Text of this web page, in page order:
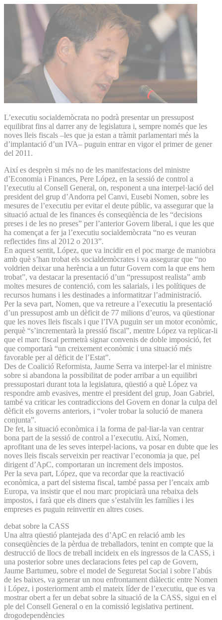
L’executiu socialdemòcrata no podrà presentar un pressupost
equilibrat fins al darrer any de legislatura i, sempre només que les
noves lleis fiscals –les que ja estan a tràmit parlamentari més la
d’implantació d’un IVA– puguin entrar en vigor el primer de gener
del 2011.
Així es desprèn si més no de les manifestacions del ministre
d’Economia i Finances, Pere López, en la sessió de control a
l’executiu al Consell General, on, responent a una interpel·lació del
president del grup d’Andorra pel Canvi, Eusebi Nomen, sobre les
mesures de l’executiu per evitar el deute públic, va assegurar que la
situació actual de les finances és conseqüència de les “decisions
preses i de les no preses” per l’anterior Govern liberal, i que les que
ha començat a fer ja l’executiu socialdemòcrata “no es veuran
reflectides fins al 2012 o 2013”.
En aquest sentit, López, que va incidir en el poc marge de maniobra
amb què s’han trobat els socialdemòcrates i va assegurar que “no
voldrien deixar una herència a un futur Govern com la que ens hem
trobat”, va destacar la presentació d’un “pressupost realista” amb
moltes mesures de contenció, com les salarials, i les polítiques de
recursos humans i les destinades a informatitzar l’administració.
Per la seva part, Nomen, que va retreure a l’executiu la presentació
d’un pressupost amb un dèficit de 77 milions d’euros, va qüestionar
que les noves lleis fiscals i que l’IVA puguin ser un motor econòmic,
perquè “s’incrementarà la pressió fiscal”, mentre López va replicar-li
que el marc fiscal permetrà signar convenis de doble imposició, fet
que comportarà “un creixement econòmic i una situació més
favorable per al dèficit de l’Estat”.
Des de Coalició Reformista, Jaume Serra va interpel·lar el ministre
sobre si abandona la possibilitat de poder arribar a un equilibri
pressupostari durant tota la legislatura, qüestió a què López va
respondre amb evasives, mentre el president del grup, Joan Gabriel,
també va criticar les contradiccions del Govern en donar la culpa del
dèficit els governs anteriors, i “voler trobar la solució de manera
conjunta”.
De fet, la situació econòmica i la forma de pal·liar-la van centrar
bona part de la sessió de control a l’executiu. Així, Nomen,
aprofitant una de les seves interpel·lacions, va posar en dubte que les
noves lleis fiscals serveixin per reactivar l’economia ja que, pel
dirigent d’ApC, comportaran un increment dels impostos.
Per la seva part, López, que va recordar que la reactivació
econòmica, a part del sistema fiscal, també passa per l’encaix amb
Europa, va insistir que el nou marc propiciarà una rebaixa dels
impostos, i farà que els diners que s’estalviïn les famílies i les
empreses es puguin reinvertir en altres coses.
debat sobre la CASS
Una altra qüestió plantejada des d’ApC en relació amb les
conseqüències de la pèrdua de treballadors, tenint en compte que la
destrucció de llocs de treball incideix en els ingressos de la CASS, i
una posterior sobre unes declaracions fetes pel cap de Govern,
Jaume Bartumeu, sobre el model de Seguretat Social i sobre l’abús
de les baixes, va generar un nou enfrontament diàlectic entre Nomen
i López, i posteriorment amb el mateix líder de l’executiu, que es va
mostrar obert a fer un debat sobre la situació de la CASS, sigui en el
ple del Consell General o en la comissió legislativa pertinent.
drogodependències